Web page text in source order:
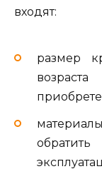
входят:
размер